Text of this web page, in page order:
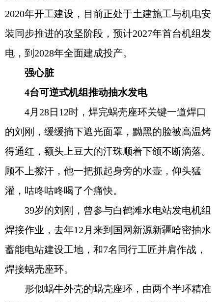
2020年开工建设，目前正处于土建施工与机电安
装同步推进的攻坚阶段，预计2027年首台机组发
电，到2028年全面建成投产。
强心脏
4台可逆式机组推动抽水发电
4月28日12时，焊完蜗壳座环关键一道焊口
的刘刚，缓缓摘下遮光面罩，黝黑的脸被高温烤
得通红，额头上豆大的汗珠顺着下颌不断滴落。
顾不上擦汗，他一把抓起身旁的水壶，仰头猛
灌，咕咚咕咚喝了个痛快。
39岁的刘刚，曾参与白鹤滩水电站发电机组
焊接作业，去年12月来到国网新源新疆哈密抽水
蓄能电站建设工地，和7名同行工匠并肩作战，
焊接蜗壳座环。
形似蜗牛外壳的蜗壳座环，由两个半环精准